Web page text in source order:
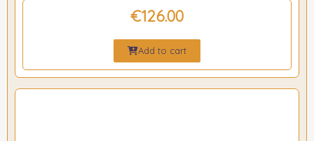
€126.00
Add to cart